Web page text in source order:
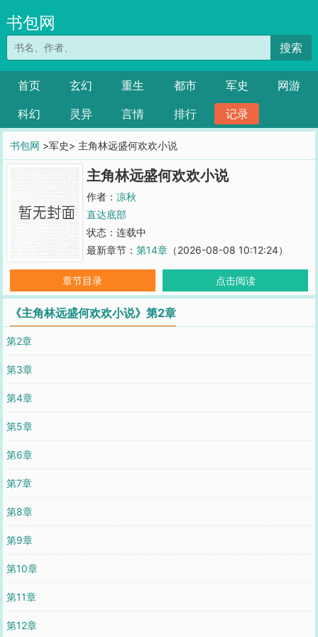
书包网
搜索
首页 玄幻 重生 都市 军史
网游
科幻
灵异 言情 排行 记录
书包网 >军史> 主角林远盛何欢欢小说
主角林远盛何欢欢小说
作者： 凉秋
直达底部
状态：连载中
最新章节： 第14章（2026-08-08 10:12:24）
章节目录 点击阅读
《主角林远盛何欢欢小说》第2章
第2章
第3章
第4章
第5章
第6章
第7章
第8章
第9章
第10章
第11章
第12章